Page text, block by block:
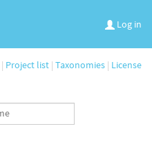
Log in
| Project list | Taxonomies | License